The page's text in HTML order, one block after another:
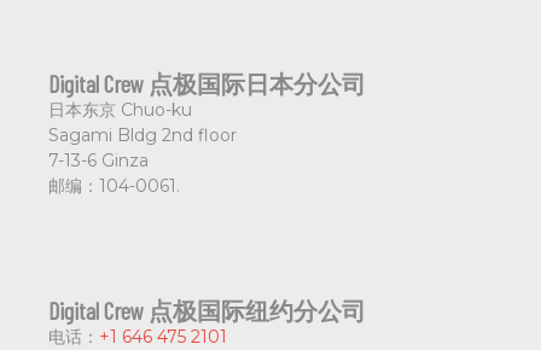
Digital Crew 点极国际日本分公司
日本东京 Chuo-ku
Sagami Bldg 2nd floor
7-13-6 Ginza
邮编： 104-0061.
Digital Crew 点极国际纽约分公司
电话： +1 646 475 2101